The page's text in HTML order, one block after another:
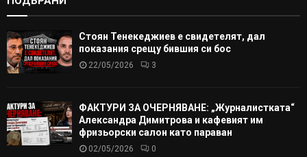
Стоян Тенекеджиев е свидетелят, дал
показания срещу бившия си бос
22/05/2026 3
ФАКТУРИ ЗА ОЧЕРНЯВАНЕ: „Журналистката“
Александра Димитрова и кафевият им
фризьорски салон като параван
02/05/2026 0